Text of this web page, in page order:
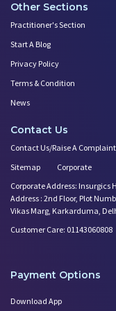
Other Sections
Practitioner's Section
Start A Blog
Privacy Policy
Terms & Condition
News
Contact Us
Contact Us/Raise A Complaint
Sitemap
Corporate
Corporate Address: Insurgics
Address : 2nd Floor, Plot
Vikas Marg, Karkarduma,
Customer Care: 01143060808
Payment Options
Download App